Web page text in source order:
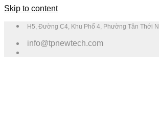
Skip to content
H5, Đường C4, Khu Phố 4, Phường Tân Thới
info@tpnewtech.com